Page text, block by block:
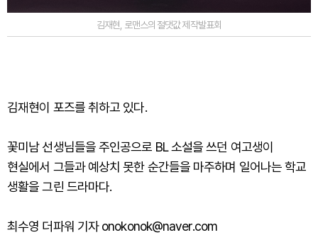
김재현, 로맨스의 절댓값 제작발표회
김재현이 포즈를 취하고 있다.
꽃미남 선생님들을 주인공으로 BL 소설을 쓰던 여고생이
현실에서 그들과 예상치 못한 순간들을 마주하며 일어나는 학교
생활을 그린 드라마다.
최수영 더파워 기자 onokonok@naver.com